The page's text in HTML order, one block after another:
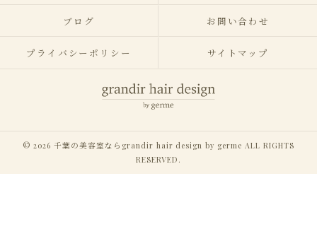
ブログ お問い合わせ
プライバシーポリシー サイトマップ
© 2026 千葉の美容室ならgrandir hair design by germe ALL RIGHTS
RESERVED.